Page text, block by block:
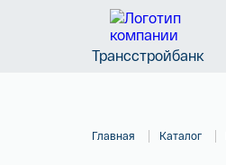
Трансстройбанк
Главная Каталог